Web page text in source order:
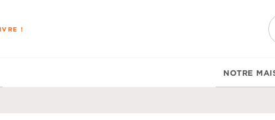
!
NOTRE